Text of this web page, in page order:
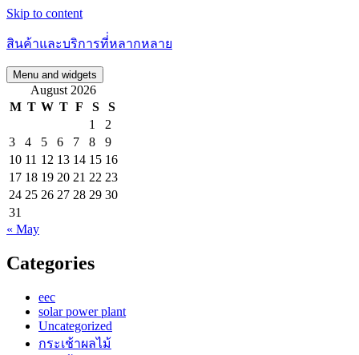
Skip to content
สินค้าและบริการที่่หลากหลาย
Menu and widgets
August 2026
M T W T F S
S
1
2
3
4 5 6 7 8
9
10 11 12 13 14 15 16
17 18 19 20 21 22 23
24 25 26 27 28 29 30
31
« May
Categories
eec
solar power plant
Uncategorized
กระเช้าผลไม้